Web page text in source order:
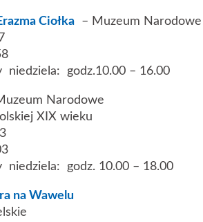
Ciołka – Muzeum Narodowe
niedziela: godz.10.00 – 16.00
Narodowe
XIX wieku
niedziela: godz. 10.00 – 18.00
na Wawelu